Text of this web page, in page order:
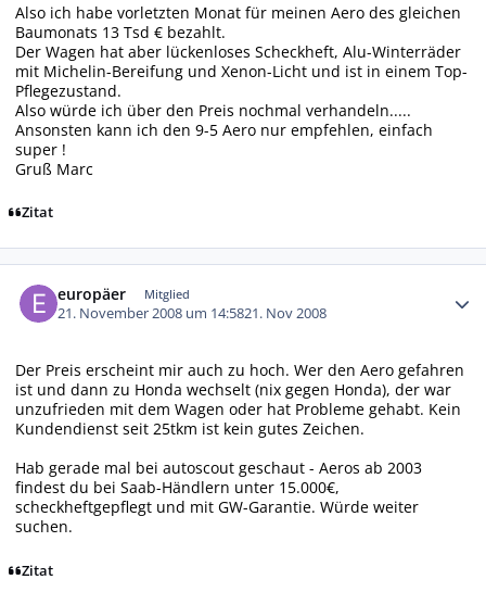
Also ich habe vorletzten Monat für meinen Aero des gleichen
Baumonats 13 Tsd € bezahlt.
Der Wagen hat aber lückenloses Scheckheft, Alu-Winterräder
mit Michelin-Bereifung und Xenon-Licht und ist in einem Top-
Pflegezustand.
Also würde ich über den Preis nochmal verhandeln.....
Ansonsten kann ich den 9-5 Aero nur empfehlen, einfach
super !
Gruß Marc
Zitat
europäer Mitglied
21. November 2008 um 14:5821. Nov 2008
Der Preis erscheint mir auch zu hoch. Wer den Aero gefahren
ist und dann zu Honda wechselt (nix gegen Honda), der war
unzufrieden mit dem Wagen oder hat Probleme gehabt. Kein
Kundendienst seit 25tkm ist kein gutes Zeichen.
Hab gerade mal bei autoscout geschaut - Aeros ab 2003
findest du bei Saab-Händlern unter 15.000€,
scheckheftgepflegt und mit GW-Garantie. Würde weiter
suchen.
Zitat